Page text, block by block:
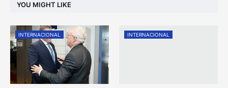
YOU MIGHT LIKE
INTERNACIONAL INTERNACIONAL